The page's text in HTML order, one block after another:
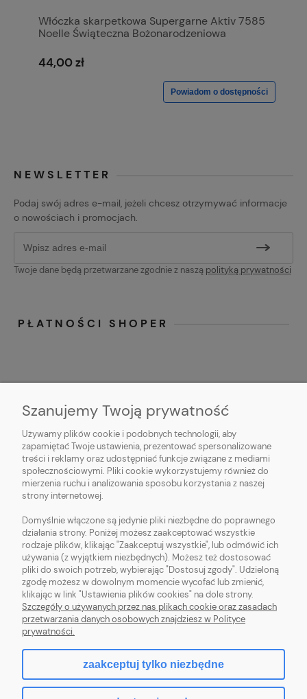
Włóczka skarpetkowa Supergarne Aktiv 7585
Noelle Świąteczna Bożonarodzeniowa
44,00 zł
Powiadom o dostępności
NEWSLETTER
Podaj swój adres e-mail, jeżeli chcesz otrzymywać informacje
o nowościach i promocjach.
Twoje dane będą przetwarzane zgodnie z naszą polityką prywatności
PŁATNOŚCI SHOPER
O NAS
OBSŁUGA KLIENTA
POMOC
MOJE KONTO
Sklep z włóczką. Internetowa pasmanteria. Włóczki wełniane. Włóczki
bawełniane. Tanie włóczki. Włóczki ręcznie farbowane.
Szanujemy Twoją prywatność
Używamy plików cookie i podobnych technologii, aby
zapamiętać Twoje ustawienia, prezentować spersonalizowane
treści i reklamy oraz udostępniać funkcje związane z mediami
społecznościowymi. Pliki cookie wykorzystujemy również do
mierzenia ruchu i analizowania sposobu korzystania z naszej
strony internetowej.
Domyślnie włączone są jedynie pliki niezbędne do poprawnego
działania strony. Poniżej możesz zaakceptować wszystkie
rodzaje plików, klikając "Zaakceptuj wszystkie", lub odmówić ich
używania (z wyjątkiem niezbędnych). Możesz też dostosować
pliki do swoich potrzeb, wybierając "Dostosuj zgody". Udzieloną
zgodę możesz w dowolnym momencie wycofać lub zmienić,
klikając w link "Ustawienia plików cookies" na dole strony.
Szczegóły o używanych przez nas plikach cookie oraz zasadach
przetwarzania danych osobowych znajdziesz w Polityce
prywatności.
zaakceptuj tylko niezbędne